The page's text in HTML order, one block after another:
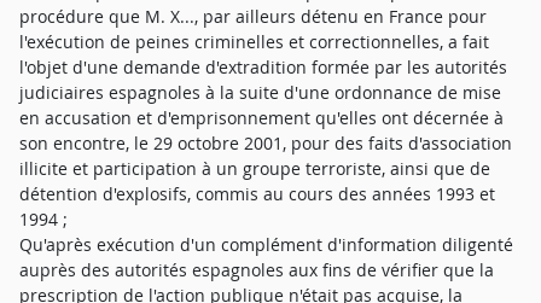
procédure que M. X..., par ailleurs détenu en France pour
l'exécution de peines criminelles et correctionnelles, a fait
l'objet d'une demande d'extradition formée par les autorités
judiciaires espagnoles à la suite d'une ordonnance de mise
en accusation et d'emprisonnement qu'elles ont décernée à
son encontre, le 29 octobre 2001, pour des faits d'association
illicite et participation à un groupe terroriste, ainsi que de
détention d'explosifs, commis au cours des années 1993 et
1994 ;
Qu'après exécution d'un complément d'information diligenté
auprès des autorités espagnoles aux fins de vérifier que la
prescription de l'action publique n'était pas acquise, la